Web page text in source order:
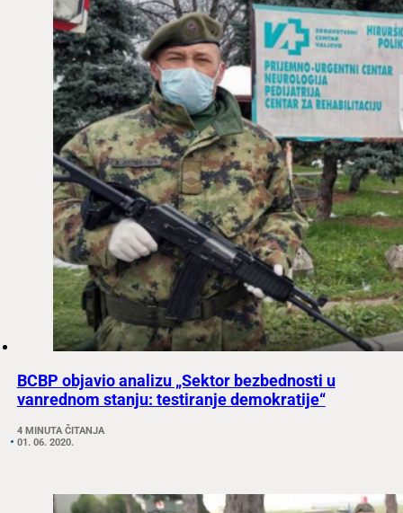
BCBP objavio analizu „Sektor bezbednosti u
vanrednom stanju: testiranje demokratije“
4 MINUTA ČITANJA
01. 06. 2020.